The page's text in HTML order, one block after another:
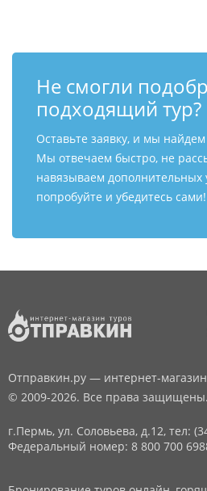
Не смогли
подходящий тур?
Оставьте заявку, и мы
Мы отвечаем быстро, не
навязываем дополнительных
попробуйте и убедитесь сами!
Отправкин.ру — интернет-
© 2009-2026. Все права защищены.
г.Пермь, ул. Соловьева, д.12, тел:
Федеральный номер: 8 800 700